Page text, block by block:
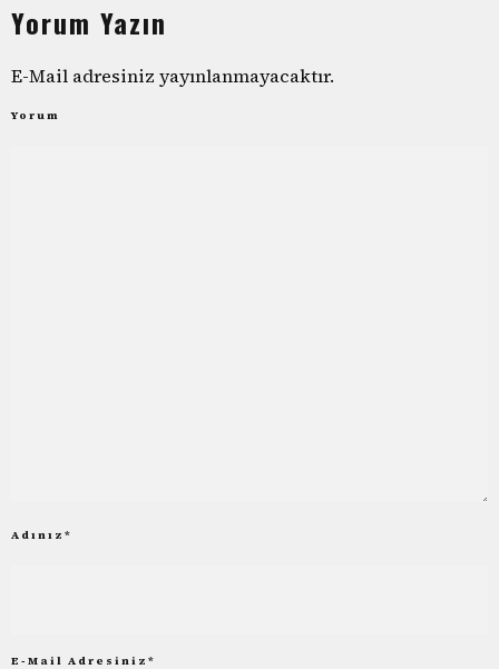
Yorum Yazın
E-Mail adresiniz yayınlanmayacaktır.
Yorum
Adınız *
E-Mail Adresiniz *